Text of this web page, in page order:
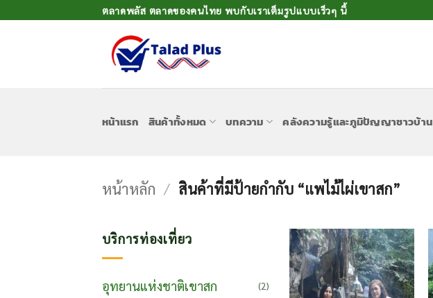
ตลาดพลัส ตลาดของคนไทย พบกับเราเต็มรูปแบบเร็วๆ นี้
หน้าแรก สินค้าทั้งหมด บทความ คลังความรู้และภูมิปัญญาชาวบ้าน
หน้าหลัก / สินค้าที่มีป้ายกำกับ “แพไม้ไผ่เขาสก”
บริการท่องเที่ยว
อุทยานแห่งชาติเขาสก (2)